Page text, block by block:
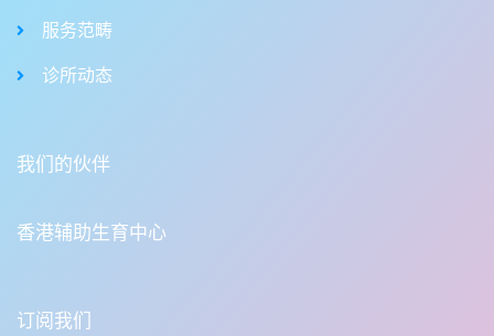
服务范畴
诊所动态
我们的伙伴
香港辅助生育中心
订阅我们